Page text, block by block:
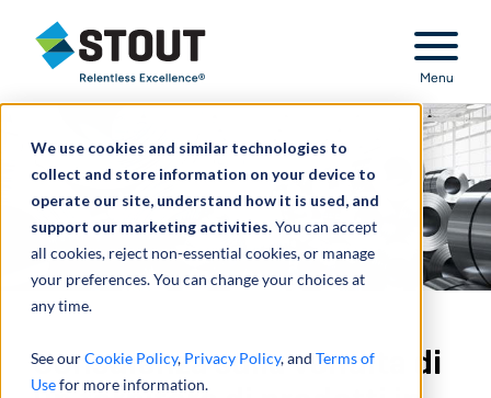
We use cookies and similar technologies to
collect and store information on your device to
operate our site, understand how it is used, and
support our marketing activities.You can accept
all cookies, reject non-essential cookies, or manage
your preferences. You can change your choices at
any time.
See ourCookie Policy, Privacy Policy, and Terms of
Usefor more information.
Stout Relentless Excellence
Menu
Consulenza sulla vendita di